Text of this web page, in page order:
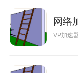
网络
VP加速